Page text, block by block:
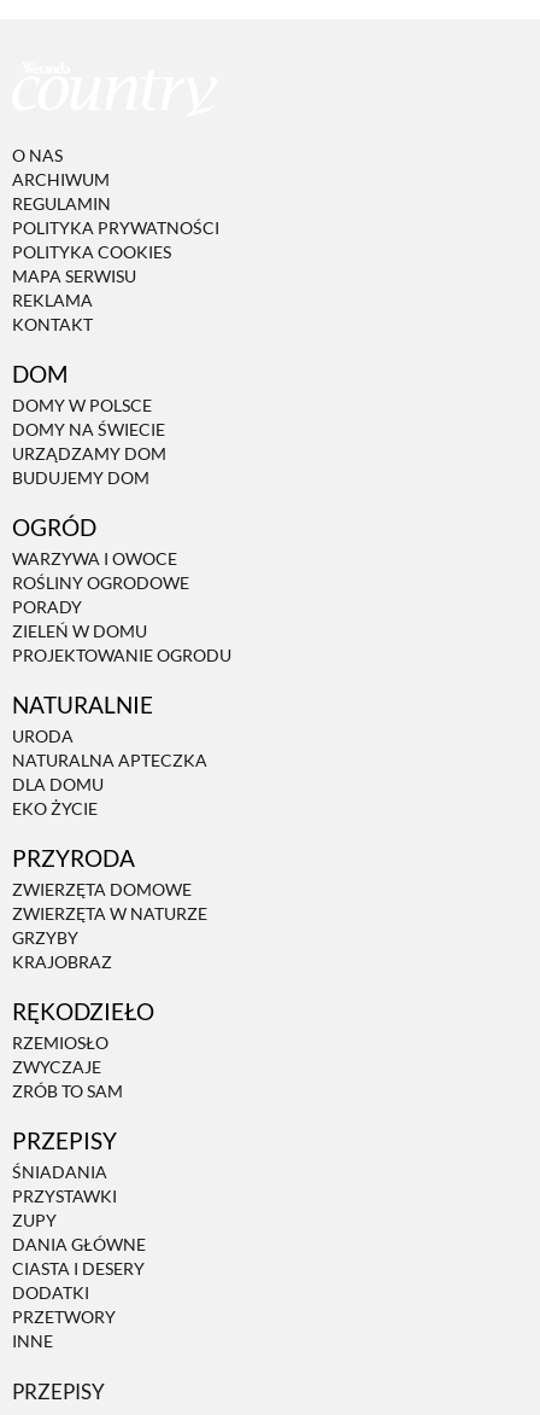
O NAS
ARCHIWUM
REGULAMIN
POLITYKA PRYWATNOŚCI
POLITYKA COOKIES
MAPA SERWISU
REKLAMA
KONTAKT
DOM
DOMY W POLSCE
DOMY NA ŚWIECIE
URZĄDZAMY DOM
BUDUJEMY DOM
OGRÓD
WARZYWA I OWOCE
ROŚLINY OGRODOWE
PORADY
ZIELEŃ W DOMU
PROJEKTOWANIE OGRODU
NATURALNIE
URODA
NATURALNA APTECZKA
DLA DOMU
EKO ŻYCIE
PRZYRODA
ZWIERZĘTA DOMOWE
ZWIERZĘTA W NATURZE
GRZYBY
KRAJOBRAZ
RĘKODZIEŁO
RZEMIOSŁO
ZWYCZAJE
ZRÓB TO SAM
PRZEPISY
ŚNIADANIA
PRZYSTAWKI
ZUPY
DANIA GŁÓWNE
CIASTA I DESERY
DODATKI
PRZETWORY
INNE
PRZEPISY